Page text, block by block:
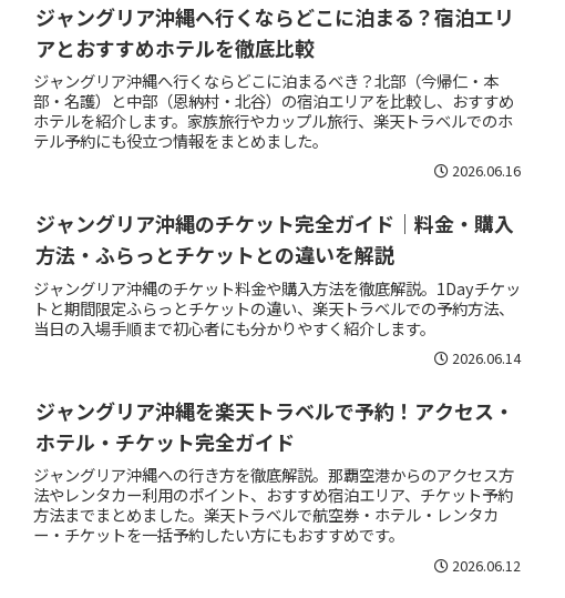
ジャングリア沖縄へ行くならどこに泊まる？宿泊エリ
アとおすすめホテルを徹底比較
ジャングリア沖縄へ行くならどこに泊まるべき？北部（今帰仁・本
部・名護）と中部（恩納村・北谷）の宿泊エリアを比較し、おすすめ
ホテルを紹介します。家族旅行やカップル旅行、楽天トラベルでのホ
テル予約にも役立つ情報をまとめました。
2026.06.16
ジャングリア沖縄のチケット完全ガイド｜料金・購入
方法・ふらっとチケットとの違いを解説
ジャングリア沖縄のチケット料金や購入方法を徹底解説。1Dayチケッ
トと期間限定ふらっとチケットの違い、楽天トラベルでの予約方法、
当日の入場手順まで初心者にも分かりやすく紹介します。
2026.06.14
ジャングリア沖縄を楽天トラベルで予約！アクセス・
ホテル・チケット完全ガイド
ジャングリア沖縄への行き方を徹底解説。那覇空港からのアクセス方
法やレンタカー利用のポイント、おすすめ宿泊エリア、チケット予約
方法までまとめました。楽天トラベルで航空券・ホテル・レンタカ
ー・チケットを一括予約したい方にもおすすめです。
2026.06.12